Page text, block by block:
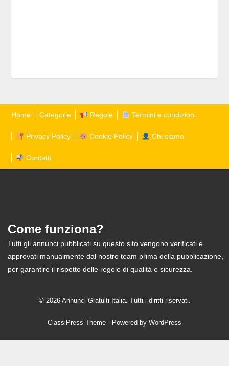
Home Categorie Regole Termini e condizioni
Privacy Policy Cookie Policy Chi siamo
Contatti
Come funziona?
Tutti gli annunci pubblicati su questo sito vengono verificati e
approvati manualmente dal nostro team prima della pubblicazione,
per garantire il rispetto delle regole di qualità e sicurezza.
© 2026 Annunci Gratuiti Italia. Tutti i diritti riservati.
ClassiPress Theme - Powered by WordPress